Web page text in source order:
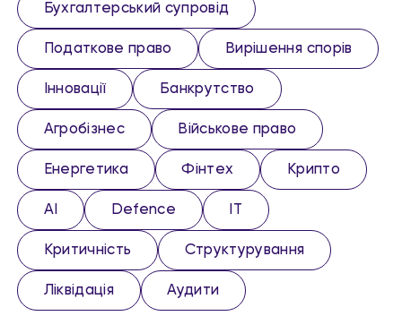
Бухгалтерський супровід
Податкове право Вирішення спорів
Інновації Банкрутство
Агробізнес Військове право
Енергетика Фінтех Крипто
AI Defence IT
Критичність Структурування
Ліквідація Аудити